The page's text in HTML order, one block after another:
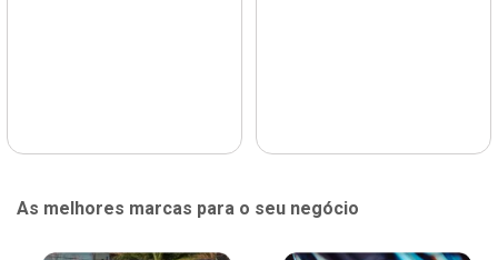
As melhores marcas para o seu negócio